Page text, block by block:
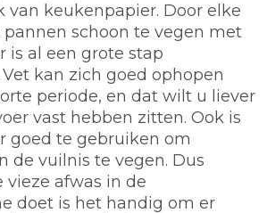
van keukenpapier. Door elke
pannen schoon te vegen met
is al een grote stap
kan zich goed ophopen
periode, en dat wilt u liever
vast hebben zitten. Ook is
goed te gebruiken om
de vuilnis te vegen. Dus
vieze afwas in de
doet is het handig om er